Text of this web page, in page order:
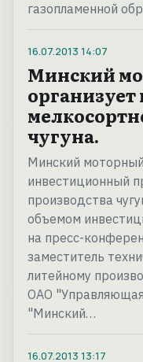
газопламенной
16.07.2013 14:07
Минский
организует
чугуна.
Минский
инвестиционный
производства
объемом
на пресс-
заместитель
литейному
ОАО
"Минский…
16.07.2013 13:17